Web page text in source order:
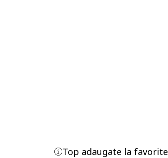
Top adaugate la favorite